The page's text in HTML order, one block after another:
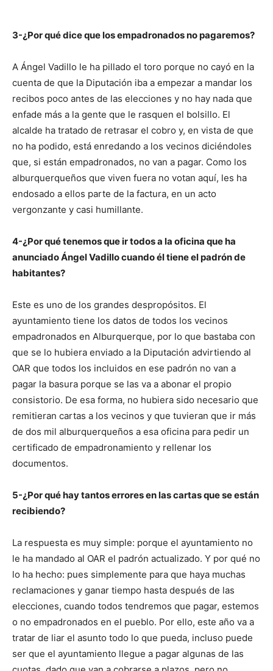
3-¿Por qué dice que los empadronados no pagaremos?
A Ángel Vadillo le ha pillado el toro porque no cayó en la
cuenta de que la Diputación iba a empezar a mandar los
recibos poco antes de las elecciones y no hay nada que
enfade más a la gente que le rasquen el bolsillo. El
alcalde ha tratado de retrasar el cobro y, en vista de que
no ha podido, está enredando a los vecinos diciéndoles
que, si están empadronados, no van a pagar. Como los
alburquerqueños que viven fuera no votan aquí, les ha
endosado a ellos parte de la factura, en un acto
vergonzante y casi humillante.
4-¿Por qué tenemos que ir todos a la oficina que ha
anunciado Ángel Vadillo cuando él tiene el padrón de
habitantes?
Este es uno de los grandes despropósitos. El
ayuntamiento tiene los datos de todos los vecinos
empadronados en Alburquerque, por lo que bastaba con
que se lo hubiera enviado a la Diputación advirtiendo al
OAR que todos los incluidos en ese padrón no van a
pagar la basura porque se las va a abonar el propio
consistorio. De esa forma, no hubiera sido necesario que
remitieran cartas a los vecinos y que tuvieran que ir más
de dos mil alburquerqueños a esa oficina para pedir un
certificado de empadronamiento y rellenar los
documentos.
5-¿Por qué hay tantos errores en las cartas que se están
recibiendo?
La respuesta es muy simple: porque el ayuntamiento no
le ha mandado al OAR el padrón actualizado. Y por qué no
lo ha hecho: pues simplemente para que haya muchas
reclamaciones y ganar tiempo hasta después de las
elecciones, cuando todos tendremos que pagar, estemos
o no empadronados en el pueblo. Por ello, este año va a
tratar de liar el asunto todo lo que pueda, incluso puede
ser que el ayuntamiento llegue a pagar algunas de las